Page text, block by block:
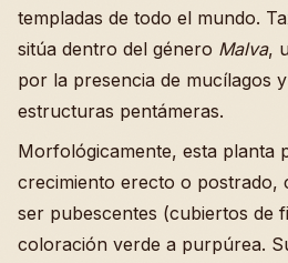
templadas de todo el mundo.
sitúa dentro del género Malva,
por la presencia de mucílagos
estructuras pentámeras.
Morfológicamente, esta planta
crecimiento erecto o postrado,
ser pubescentes (cubiertos de
coloración verde a purpúrea.